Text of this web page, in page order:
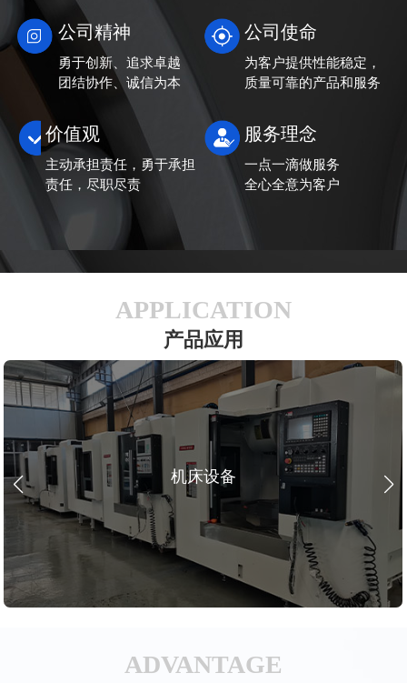
公司精神
勇于创新、追求卓越
团结协作、诚信为本
公司使命
为客户提供性能稳定，
质量可靠的产品和服务
价值观
主动承担责任，勇于承担
责任，尽职尽责
服务理念
一点一滴做服务
全心全意为客户
APPLICATION
产品应用
机床设备
ADVANTAGE